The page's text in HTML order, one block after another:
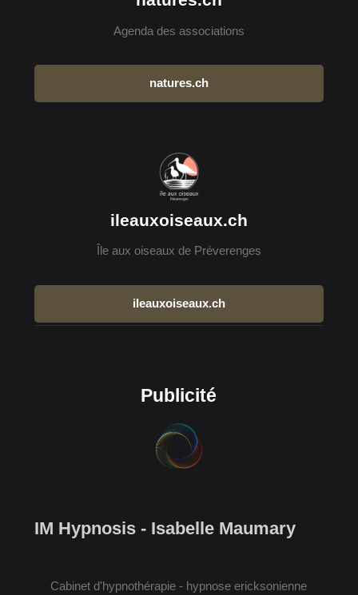
Agenda des associations
natures.ch
ileauxoiseaux.ch
Île aux oiseaux de Préverenges
ileauxoiseaux.ch
Publicité
IM Hypnosis - Isabelle Maumary
Cabinet d'hypnothérapie - hypnose ericksonienne